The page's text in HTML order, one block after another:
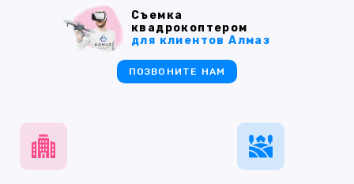
Съемка
квадрокоптером
для клиентов Алмаз
ПОЗВОНИТЕ НАМ